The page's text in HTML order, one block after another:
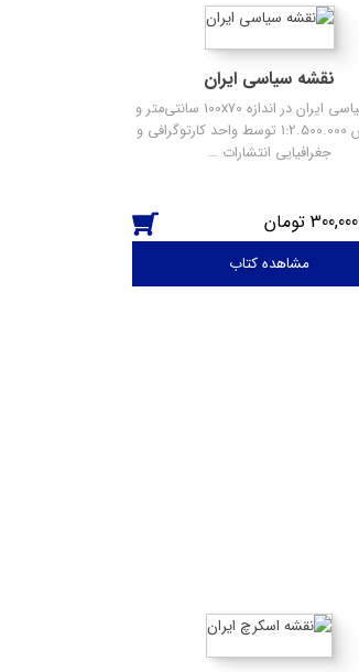
نقشه سیاسی ایران
نقشه سیاسی ایران در اندازه 100x70 سانتی‌متر و
با مقیاس 1:2.500.000 توسط واحد کارتوگرافی و
جغرافیایی انتشارات …
300,000
مشاهده کتاب